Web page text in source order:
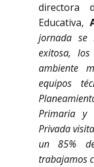
directora
Educativa,
jornada se
exitosa,
ambiente
equipos
Primaria y
Privada
un 85% de
trabajamos